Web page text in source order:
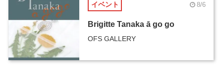
イベント 8/6
Brigitte Tanaka ā go go
OFS GALLERY